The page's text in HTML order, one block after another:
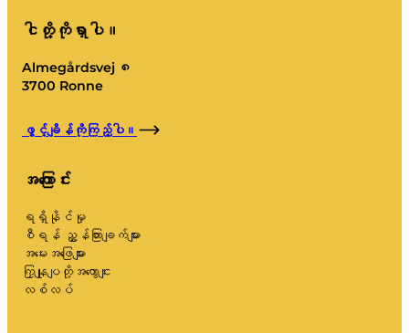
ငါတို့ကိုရှာပါ။
Almegårdsvej ၈
3700 Ronne
ဖွင့်ချိန်ကိုကြည့်ပါ။
အကြောင်း
ရရှိနိုင်မှု
စီရန် ညွှန်ကြားချက်များ
အမေးအဖြေများ
ကြှနျုပျတို့အကွောငျး
လစ်လပ်